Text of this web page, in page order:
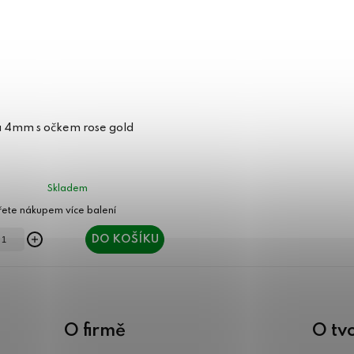
4mm s očkem rose gold
Skladem
DO KOŠÍKU
O firmě O